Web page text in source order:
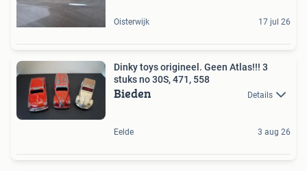
Oisterwijk 17 jul 26
Dinky toys origineel. Geen Atlas!!! 3
stuks no 30S, 471, 558
Bieden Details
Eelde 3 aug 26